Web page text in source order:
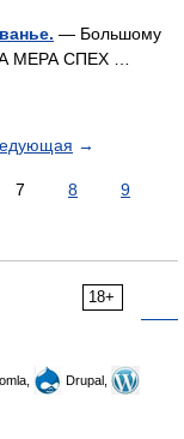
— Большому
МЕРА СПЕХ …
→
7 8
9
18+
Drupal,